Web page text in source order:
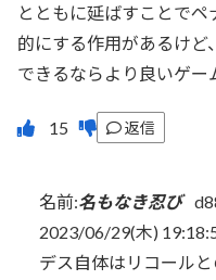
とともに延ばすことで
的にする作用があるけど
できるならより良いゲー
返信
名前:名もなき忍び
2023/06/29(木)
デス自体はリコール